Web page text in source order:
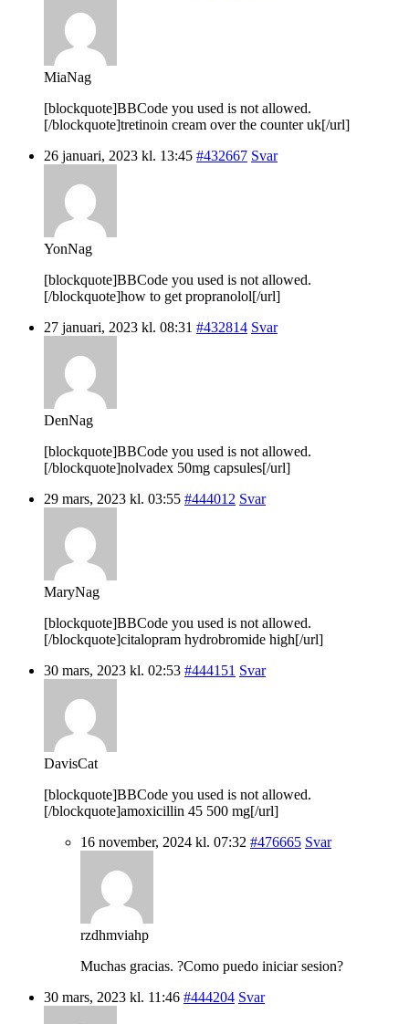
MiaNag
[blockquote]BBCode you used is not allowed.
[/blockquote]tretinoin cream over the counter uk[/url]
26 januari, 2023 kl. 13:45 #432667 Svar
YonNag
[blockquote]BBCode you used is not allowed.
[/blockquote]how to get propranolol[/url]
27 januari, 2023 kl. 08:31 #432814 Svar
DenNag
[blockquote]BBCode you used is not allowed.
[/blockquote]nolvadex 50mg capsules[/url]
29 mars, 2023 kl. 03:55 #444012 Svar
MaryNag
[blockquote]BBCode you used is not allowed.
[/blockquote]citalopram hydrobromide high[/url]
30 mars, 2023 kl. 02:53 #444151 Svar
DavisCat
[blockquote]BBCode you used is not allowed.
[/blockquote]amoxicillin 45 500 mg[/url]
16 november, 2024 kl. 07:32 #476665 Svar
rzdhmviahp
Muchas gracias. ?Como puedo iniciar sesion?
30 mars, 2023 kl. 11:46 #444204 Svar